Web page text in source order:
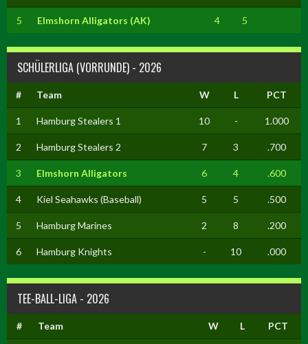
5 Elmshorn Alligators (AK) 4 5
SCHÜLERLIGA (VORRUNDE) - 2026
# Team W L PCT
1 Hamburg Stealers 1 10 - 1.000
2 Hamburg Stealers 2 7 3 .700
3 Elmshorn Alligators 6 4 .600
4 Kiel Seahawks (Baseball) 5 5 .500
5 Hamburg Marines 2 8 .200
6 Hamburg Knights - 10 .000
TEE-BALL-LIGA - 2026
# Team W L PCT